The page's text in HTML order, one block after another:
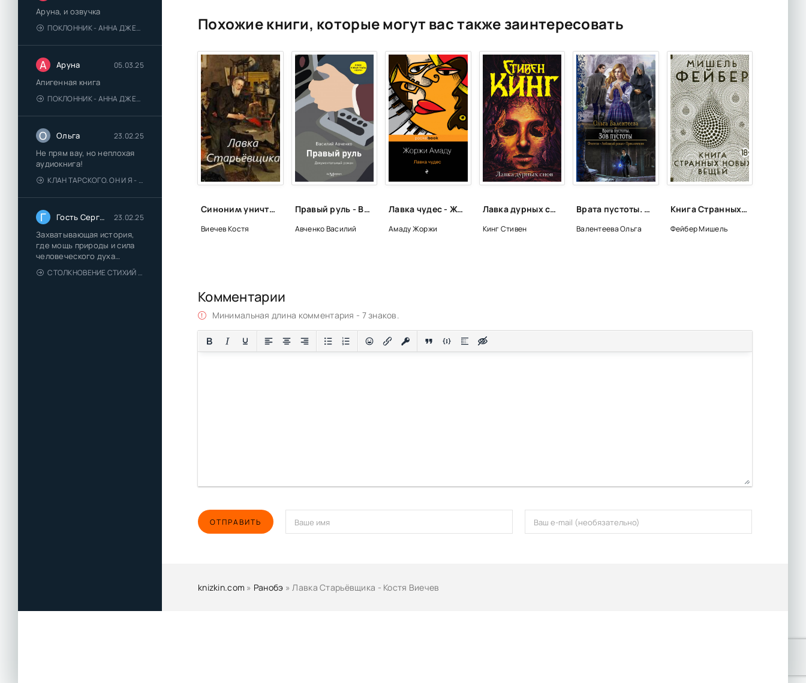
Аруна, и озвучка
ПОКЛОННИК - АННА ДЖЕЙН
А Аруна 05.03.25
Апигенная книга
ПОКЛОННИК - АННА ДЖЕЙН
О Ольга 23.02.25
Не прям вау, но неплохая
аудиокнига!
КЛАН ТАРСКОГО. ОН И Я - ЕЛЕНА ТОДОРОВА (1)
Г Гость Сергей 23.02.25
Захватывающая история,
где мощь природы и сила
человеческого духа
сплетаются в напряжённый
и
СТОЛКНОВЕНИЕ СТИХИЙ - ВАЛЕРИЙ ГУМИНСКИЙ
Похожие книги, которые могут вас также заинтересовать
Синᴏниʍ уничтожения - Костя Виечев
Виечев Костя
Правый руль - Василий Авченко
Авченко Василий
Лавка чудес - Жоржи Амаду
Амаду Жоржи
Лавка дурных снов. Сборник рассказов - Стивен Кинг
Кинг Стивен
Врата пустоты. Зов пустоты - Ольга Валентеева
Валентеева Ольга
Книга Странных Новых Вещей - Мишель Фейбер
Фейбер Мишель
Комментарии
Минимальная длина комментария - 7 знаков.
ОТПРАВИТЬ
knizkin.com » Ранобэ » Лавка Старьёвщика - Костя Виечев